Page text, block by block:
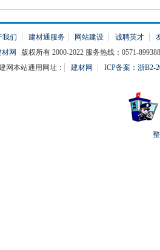
我们 建材通服务 网站建设 诚聘英才
材网
版权所有 2000-2022 服务热线：0571-
网本站通用网址：
建材网 ICP备案：浙B2-